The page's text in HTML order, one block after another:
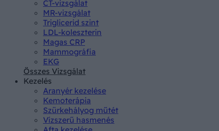
CT-vizsgálat
MR-vizsgálat
Triglicerid szint
LDL-koleszterin
Magas CRP
Mammográfia
EKG
Összes Vizsgálat
Kezelés
Aranyér kezelése
Kemoterápia
Szürkehályog műtét
Vízszerű hasmenés